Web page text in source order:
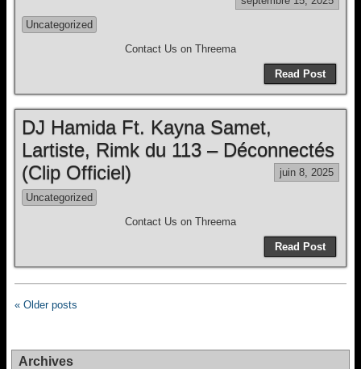
Uncategorized
Contact Us on Threema
Read Post
DJ Hamida Ft. Kayna Samet,
Lartiste, Rimk du 113 – Déconnectés
(Clip Officiel)
juin 8, 2025
Uncategorized
Contact Us on Threema
Read Post
« Older posts
Archives